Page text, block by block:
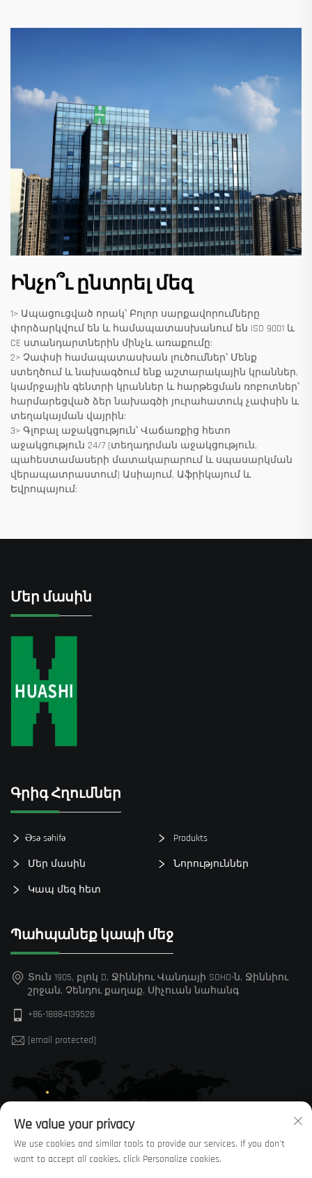
Ինչո՞ւ ընտրել մեզ
1> Ապացուցված որակ՝ Բոլոր սարքավորումները
փորձարկվում են և համապատասխանում են ISO 9001 և
CE ստանդարտներին մինչև առաքումը:
2> Չափսի համապատասխան լուծումներ՝ Մենք
ստեղծում և նախագծում ենք աշտարակային կրաններ,
կամրջային գենտրի կրաններ և հարթեցման ռոբոտներ՝
հարմարեցված ձեր նախագծի յուրահատուկ չափսին և
տեղակայման վայրին:
3> Գլոբալ աջակցություն՝ Վաճառքից հետո
աջակցություն 24/7 (տեղադրման աջակցություն,
պահեստամասերի մատակարարում և սպասարկման
վերապատրաստում) Ասիայում, Աֆրիկայում և
Եվրոպայում:
Մեր մասին
Գրիգ Հղումներ
Əsə səhifə Produkts
Մեր մասին Նորություններ
Կապ մեզ հետ
Պահպանեք կապի մեջ
Տուն 1905, բլոկ D, Ջիննիու Վանդայի SOHO-ն, Ջիննիու
շրջան, Չենդու քաղաք, Սիչուան նահանգ
+86-18884139528
[email protected]
We value your privacy
We use cookies and similar tools to provide our services. If you don't
want to accept all cookies, click Personalize cookies.